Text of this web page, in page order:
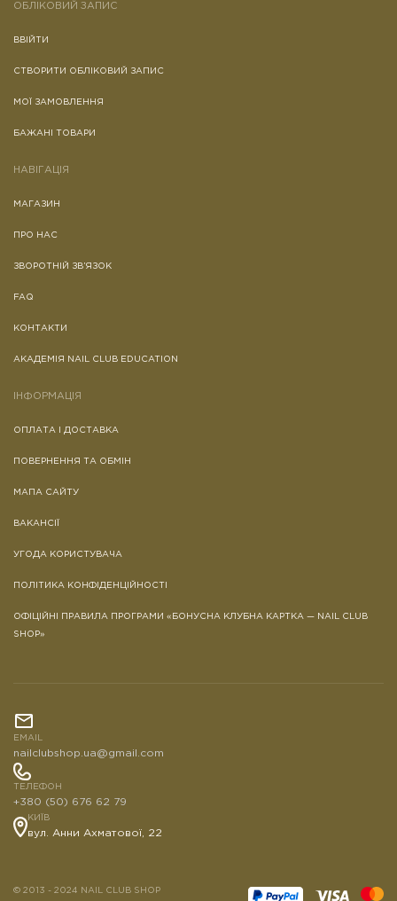
ОБЛІКОВИЙ ЗАПИС
ВВІЙТИ
СТВОРИТИ ОБЛІКОВИЙ ЗАПИС
МОЇ ЗАМОВЛЕННЯ
БАЖАНІ ТОВАРИ
НАВІГАЦІЯ
МАГАЗИН
ПРО НАС
ЗВОРОТНІЙ ЗВ’ЯЗОК
FAQ
КОНТАКТИ
АКАДЕМІЯ NAIL CLUB EDUCATION
ІНФОРМАЦІЯ
ОПЛАТА І ДОСТАВКА
ПОВЕРНЕННЯ ТА ОБМІН
МАПА САЙТУ
ВАКАНСІЇ
УГОДА КОРИСТУВАЧА
ПОЛІТИКА КОНФІДЕНЦІЙНОСТІ
ОФІЦІЙНІ ПРАВИЛА ПРОГРАМИ «БОНУСНА КЛУБНА КАРТКА — NAIL CLUB
SHOP»
EMAIL
nailclubshop.ua@gmail.com
ТЕЛЕФОН
+380 (50) 676 62 79
КИЇВ
вул. Анни Ахматової, 22
© 2013 - 2024 NAIL CLUB SHOP